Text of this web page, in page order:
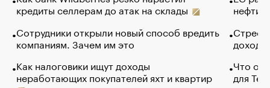
кредиты селлерам до атак на склады
Сотрудники открыли новый способ вредить
компаниям. Зачем им это
Как налоговики ищут доходы
неработающих покупателей яхт и квартир
нефти
Что
для